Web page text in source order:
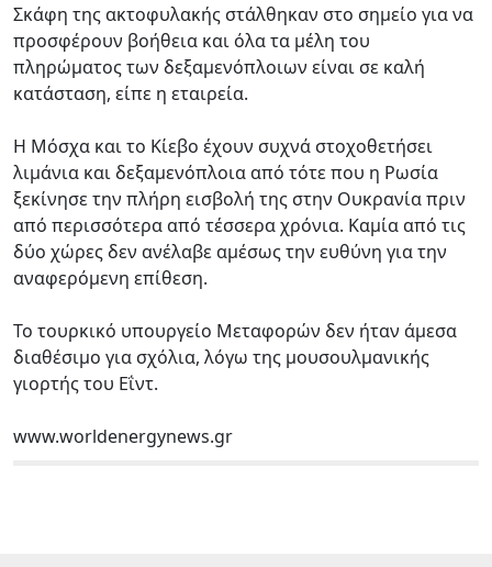
Σκάφη της ακτοφυλακής στάλθηκαν στο σημείο για να
προσφέρουν βοήθεια και όλα τα μέλη του
πληρώματος των δεξαμενόπλοιων είναι σε καλή
κατάσταση, είπε η εταιρεία.
Η Μόσχα και το Κίεβο έχουν συχνά στοχοθετήσει
λιμάνια και δεξαμενόπλοια από τότε που η Ρωσία
ξεκίνησε την πλήρη εισβολή της στην Ουκρανία πριν
από περισσότερα από τέσσερα χρόνια. Καμία από τις
δύο χώρες δεν ανέλαβε αμέσως την ευθύνη για την
αναφερόμενη επίθεση.
Το τουρκικό υπουργείο Μεταφορών δεν ήταν άμεσα
διαθέσιμο για σχόλια, λόγω της μουσουλμανικής
γιορτής του Εΐντ.
www.worldenergynews.gr